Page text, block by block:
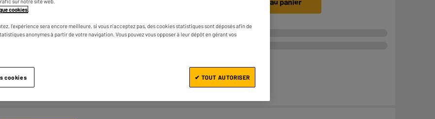
Comparer
Type de cuisson : Chaleur tournante / 8
cookies
l'expérience sera encore meilleure, si vous n'acceptez pas, des cookies statistiques sont déposés afin de
anonymes à partir de votre navigation. Vous pouvez vous opposer à leur dépôt en gérant vos
cookies ✔ TOUT AUTORISER